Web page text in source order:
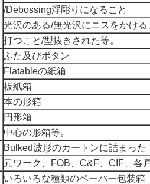
/Debossing浮彫りになること
光沢のある/無光沢にニスをかける
打つこと/型抜きされた等。
ふた及びボタン
Flatableの紙箱
板紙箱
本の形箱
円形箱
中心の形箱等。
Bulked波形のカートンに詰まった
元ワーク、FOB、C&F、CIF、各
いろいろな種類のペーパー包装箱